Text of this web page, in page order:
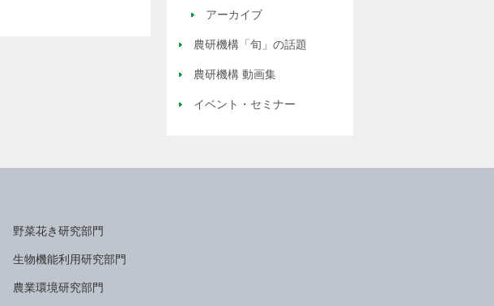
アーカイブ
農研機構「旬」の話題
農研機構 動画集
イベント・セミナー
野菜花き研究部門
生物機能利用研究部門
農業環境研究部門